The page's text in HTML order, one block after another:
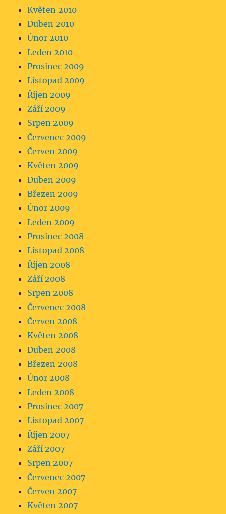
Květen 2010
Duben 2010
Únor 2010
Leden 2010
Prosinec 2009
Listopad 2009
Říjen 2009
Září 2009
Srpen 2009
Červenec 2009
Červen 2009
Květen 2009
Duben 2009
Březen 2009
Únor 2009
Leden 2009
Prosinec 2008
Listopad 2008
Říjen 2008
Září 2008
Srpen 2008
Červenec 2008
Červen 2008
Květen 2008
Duben 2008
Březen 2008
Únor 2008
Leden 2008
Prosinec 2007
Listopad 2007
Říjen 2007
Září 2007
Srpen 2007
Červenec 2007
Červen 2007
Květen 2007